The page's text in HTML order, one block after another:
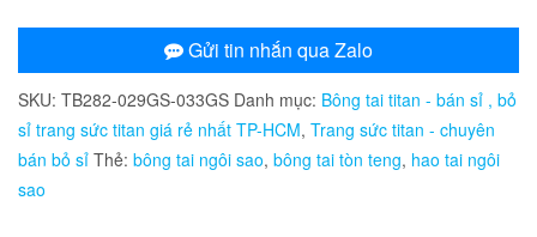
sao
móc
máy
tòn
teng
Gửi tin nhắn qua Zalo
SKU: TB282-029GS-033GS Danh mục: Bông tai titan - bán sỉ , bỏ
sỉ trang sức titan giá rẻ nhất TP-HCM, Trang sức titan - chuyên
bán bỏ sỉ Thẻ: bông tai ngôi sao, bông tai tòn teng, hao tai ngôi
sao